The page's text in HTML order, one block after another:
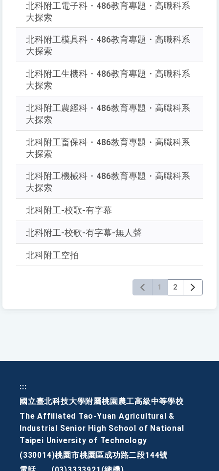
北科附工電子科・486教育專題・高職科系
大探索
北科附工模具科・486教育專題・高職科系
大探索
北科附工生機科・486教育專題・高職科系
大探索
北科附工農經科・486教育專題・高職科系
大探索
北科附工畜保科・486教育專題・高職科系
大探索
北科附工機械科・486教育專題・高職科系
大探索
北科附工-校歌-有字幕
北科附工-校歌-有字幕-無人聲
北科附工空拍
1 2
:::
國立臺北科技大學附屬桃園農工高級中等學校
The Affiliated Tao-Yuan Agricultural &
Industrial Senior High School of National
Taipei University of Technology
(330014)桃園市桃園區成功路二段144號